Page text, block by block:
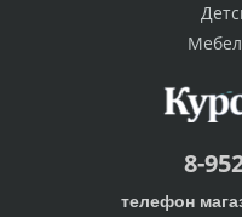
8-
телефон